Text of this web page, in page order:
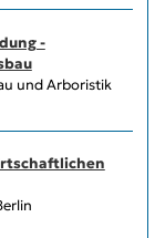
-
und Arboristik